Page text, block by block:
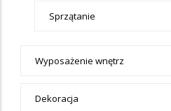
Sprzątanie
Wyposażenie wnętrz
Dekoracja